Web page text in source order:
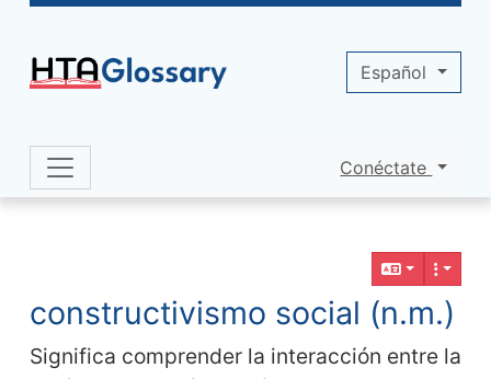
Navigation and related functionality
constructivismo social (n.m.)
Significa comprender la interacción entre la
Site identity, navigation, etc.
Conéctate
Español